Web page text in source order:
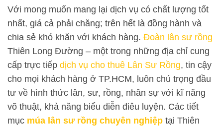
Với mong muốn mang lại dịch vụ có chất lượng tốt
nhất, giá cả phải chăng; trên hết là đồng hành và
chia sẻ khó khăn với khách hàng. Đoàn lân sư rồng
Thiên Long Đường – một trong những địa chỉ cung
cấp trực tiếp dịch vụ cho thuê Lân Sư Rồng, tin cậy
cho mọi khách hàng ở TP.HCM, luôn chú trọng đầu
tư về hình thức lân, sư, rồng, nhân sự với kĩ năng
võ thuật, khả năng biểu diễn điêu luyện. Các tiết
mục múa lân sư rồng chuyên nghiệp tại Thiên